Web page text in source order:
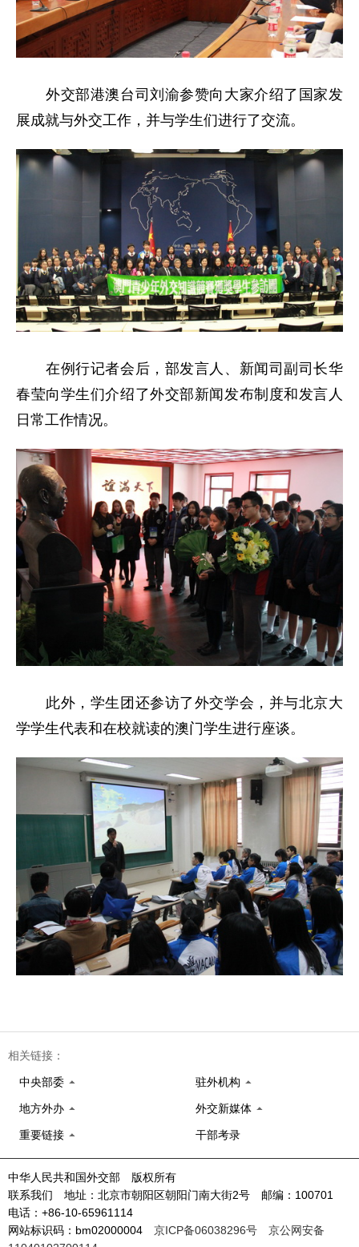
外交部港澳台司刘渝参赞向大家介绍了国家发
展成就与外交工作，并与学生们进行了交流。
在例行记者会后，部发言人、新闻司副司长华
春莹向学生们介绍了外交部新闻发布制度和发言人
日常工作情况。
此外，学生团还参访了外交学会，并与北京大
学学生代表和在校就读的澳门学生进行座谈。
相关链接：
中央部委 驻外机构
地方外办 外交新媒体
重要链接 干部考录
中华人民共和国外交部 版权所有
联系我们 地址：北京市朝阳区朝阳门南大街2号 邮编：100701
电话：+86-10-65961114
网站标识码：bm02000004 京ICP备06038296号
京公网安备